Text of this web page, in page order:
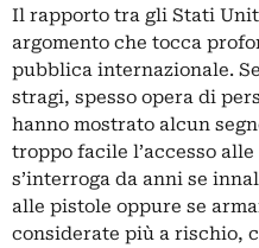
Il rapporto tra gli Stati
argomento che tocca
pubblica internazionale.
stragi, spesso opera di
hanno mostrato alcun
troppo facile l’accesso
s’interroga da anni se
alle pistole oppure se
considerate più a rischio,